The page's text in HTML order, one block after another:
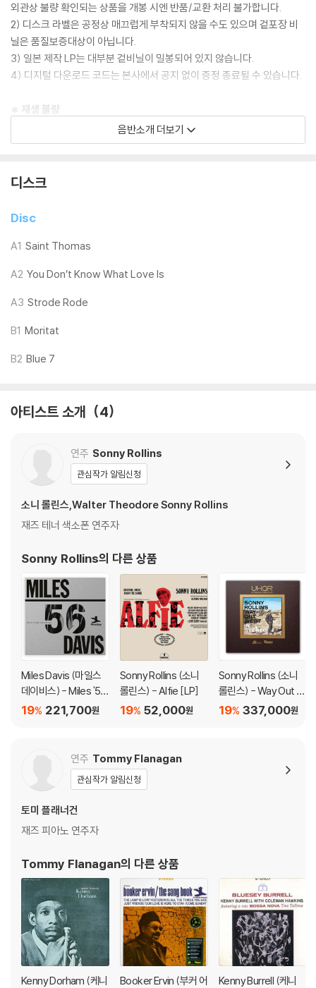
외관상 불량 확인되는 상품을 개봉 시엔 반품/교환 처리 불가합니다.
2) 디스크 라벨은 공정상 매끄럽게 부착되지 않을 수도 있으며 겉포장 비
닐은 품질보증대상이 아닙니다.
3) 일본 제작 LP는 대부분 겉비닐이 밀봉되어 있지 않습니다.
4) 디지털 다운로드 코드는 본사에서 공지 없이 증정 종료될 수 있습니다.
※ 재생 불량
1) 침압 조절 기능이 없는 턴테이블을 사용하시는 경우, (주로 올인원 형태
모델) 다이내믹 사운드의 편차가 큰 트랙을 재생할 때 이상 현상이 발생할
기기 문제로 인해 발생하는 재생 불량 현상에 대해서는 반품/교환이 불가
하니 침압 조절이 가능한 기기에서 재생하실 것을 권유 드립니다.
2) 디스크는 정전기와 먼지로 인해 재생이 원활하지 않은 경우가 있습니
3) 바늘에 먼지가 쌓이는 경우에도 재생이 원활하지 않을 수 있습니다.
※ 디스크 외관 불량
1) 열을 가하여 제작하는 바이닐 공정 특성상 디스크 표면이 미세하게 울
재생이 불안정한 경우 스태빌라이저를 사용하시면 좀 더 안정적인 재생이
2) 재생 음역의 왜곡을 최소화 하고 반복 재생시에도 최대한 일관되게 유
하시면 해결됩니다.
가 있으며, 이는 상품의 불량이 아닙니다. 단, 재생에 이상이 있는 경우에는
불량으로 인한 반품/교환이 가능합니다
※ 컬러 디스크
아래에 해당하는 경우는 불량이 아니므로 개봉 후 반품/교환이 불가합니
다.
2) 컬러 디스크의 특성상 제작 공정시 앨범마다 색상 차이가 나는 경우도
있습니다.
3) 컬러 디스크는 제작 과정에서 다른 색상 염료가 섞여 얼룩과 번짐, 반점
등이 발생할 수 있습니다.
※ 반품/교환 안내
1) 불량으로 인한 반품/교환 요청 시에는 불량 확인을 위해 개봉 시의 동영
상을 요청할 수 있으며, 동영상이 없는 경우 반품/교환이 제한될 수 있습니
관련 사진과 동영상 및 재생 기기 모델명을 첨부하여 첨부하여 고객센터에
2) LP는 잦은 배송 과정에서 재킷에 손상이 발생할 가능성이 높고 재판매
가 어려우므로 신중한 구매를 부탁드립니다.
음반소개 더보기
디스크
Disc
A1 Saint Thomas
A2 You Don’t Know What Love Is
A3 Strode Rode
B1 Moritat
B2 Blue 7
아티스트 소개 4
연주 Sonny Rollins
관심작가 알림신청
소니 롤린스,Walter Theodore Sonny Rollins
재즈 테너 색소폰 연주자
Sonny Rollins의 다른 상품
Miles Davis (마일스
데이비스) - Miles '56:
The Prestige Recor
221,700원
19%
Sonny Rollins (소니
롤린스) - Alfie [LP]
52,000원
19%
Sonny Rollins (소니
롤린스) - Way Out W
est [투명 컬러 2LP]
337,000원
19%
연주 Tommy Flanagan
관심작가 알림신청
토미 플래너건
재즈 피아노 연주자
Tommy Flanagan의 다른 상품
Kenny Dorham (케니
Booker Ervin (부커 어
Kenny Burrell (케니